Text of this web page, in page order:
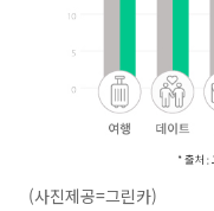
(사진제공=그린카)